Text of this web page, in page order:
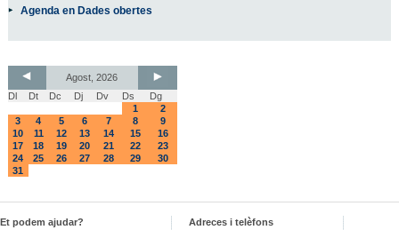
Agenda en Dades obertes
Agost, 2026
Dl
Dt Dc Dj Dv Ds
Dg
1
2
3
4 5 6 7 8
9
10
11 12 13 14 15
16
17
18 19 20 21 22
23
24
25 26 27 28 29
30
31
Et podem ajudar?
Adreces i telèfons